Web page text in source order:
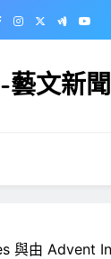
藝文新
與由 Advent